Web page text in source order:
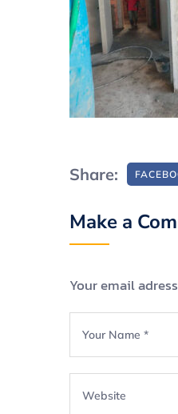
Share:
Make a
Your email